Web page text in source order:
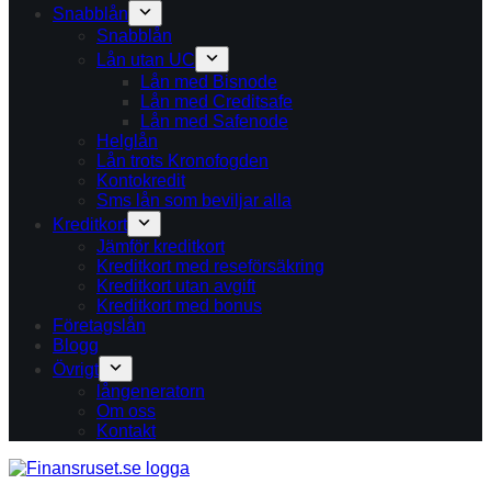
Snabblån
Snabblån
Lån utan UC
Lån med Bisnode
Lån med Creditsafe
Lån med Safenode
Helglån
Lån trots Kronofogden
Kontokredit
Sms lån som beviljar alla
Kreditkort
Jämför kreditkort
Kreditkort med reseförsäkring
Kreditkort utan avgift
Kreditkort med bonus
Företagslån
Blogg
Övrigt
långeneratorn
Om oss
Kontakt